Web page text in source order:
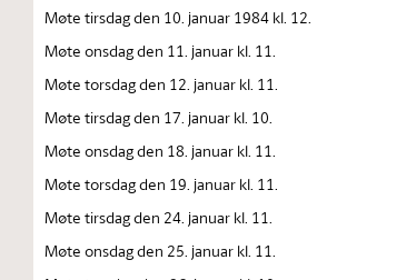
Møte tirsdag den 10. januar 1984 kl. 12.
Møte onsdag den 11. januar kl. 11.
Møte torsdag den 12. januar kl. 11.
Møte tirsdag den 17. januar kl. 10.
Møte onsdag den 18. januar kl. 11.
Møte torsdag den 19. januar kl. 11.
Møte tirsdag den 24. januar kl. 11.
Møte onsdag den 25. januar kl. 11.